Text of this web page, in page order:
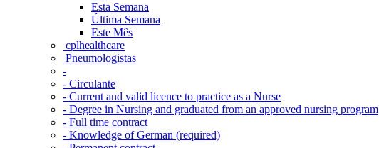
Esta Semana
Última Semana
Este Mês
‎ cplhealthcare‬
Pneumologistas
-
- Circulante
- Current and valid licence to practice as a Nurse
- Degree in Nursing and graduated from an approved nursing program
- Full time contract
- Knowledge of German (required)